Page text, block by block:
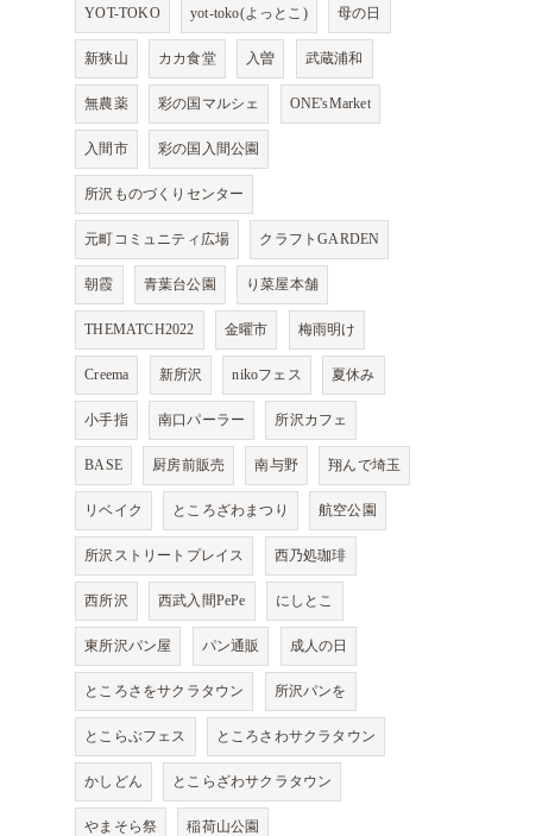
YOT-TOKO yot-toko(よっとこ) 母の日
新狭山 カカ食堂 入曽 武蔵浦和
無農薬 彩の国マルシェ ONE'sMarket
入間市 彩の国入間公園
所沢ものづくりセンター
元町コミュニティ広場 クラフトGARDEN
朝霞 青葉台公園 り菜屋本舗
THEMATCH2022 金曜市 梅雨明け
Creema 新所沢 nikoフェス 夏休み
小手指 南口パーラー 所沢カフェ
BASE 厨房前販売 南与野 翔んで埼玉
リベイク ところざわまつり 航空公園
所沢ストリートプレイス 西乃処珈琲
西所沢 西武入間PePe にしとこ
東所沢パン屋 パン通販 成人の日
ところさをサクラタウン 所沢パンを
とこらぶフェス ところさわサクラタウン
かしどん とこらざわサクラタウン
やまそら祭 稲荷山公園